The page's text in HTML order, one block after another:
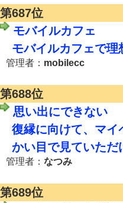
第687位
モバイルカフェ
モバイルカフェで理
管理者： mobilecc
第688位
思い出にできない
復縁に向けて、マイ
かい目で見ていただ
管理者： なつみ
第689位